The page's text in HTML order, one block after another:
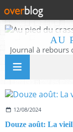
AU
12/08/2024
Douze août: La